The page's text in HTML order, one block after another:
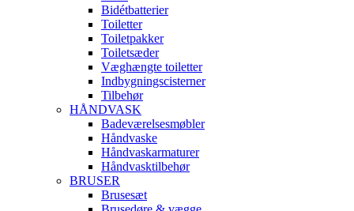
Bidétbatterier
Toiletter
Toiletpakker
Toiletsæder
Væghængte toiletter
Indbygningscisterner
Tilbehør
HÅNDVASK
Badeværelsesmøbler
Håndvaske
Håndvaskarmaturer
Håndvasktilbehør
BRUSER
Brusesæt